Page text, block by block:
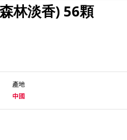
林淡香) 56顆
產地
中國